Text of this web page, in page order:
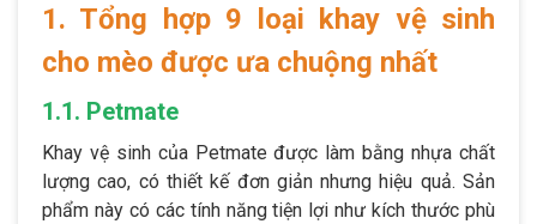
1. Tổng hợp 9 loại khay vệ sinh
cho mèo được ưa chuộng nhất
1.1. Petmate
Khay vệ sinh của Petmate được làm bằng nhựa chất
lượng cao, có thiết kế đơn giản nhưng hiệu quả. Sản
phẩm này có các tính năng tiện lợi như kích thước phù